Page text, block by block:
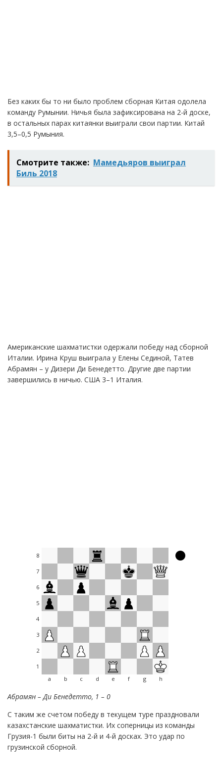
Без каких бы то ни было проблем сборная Китая одолела
команду Румынии. Ничья была зафиксирована на 2-й доске,
в остальных парах китаянки выиграли свои партии. Китай
3,5–0,5 Румыния.
Смотрите также: Мамедьяров выиграл
Биль 2018
Американские шахматистки одержали победу над сборной
Италии. Ирина Круш выиграла у Елены Сединой, Татев
Абрамян – у Дизери Ди Бенедетто. Другие две партии
завершились в ничью. США 3–1 Италия.
8
7
6
5
4
3
2
1
a
b c d e f g h
Абрамян – Ди Бенедетто, 1 – 0
С таким же счетом победу в текущем туре праздновали
казахстанские шахматистки. Их соперницы из команды
Грузия-1 были биты на 2-й и 4-й досках. Это удар по
грузинской сборной.